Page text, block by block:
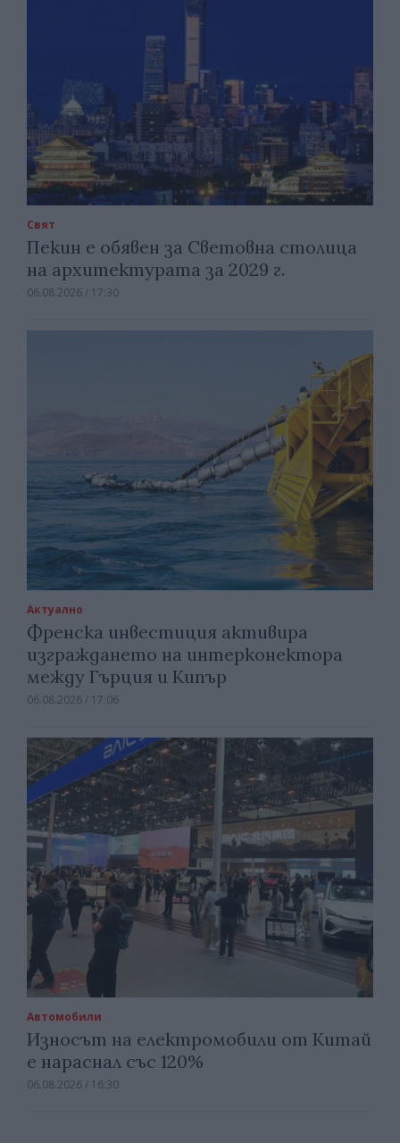
Свят
Пекин е обявен за Световна столица
на архитектурата за 2029 г.
06.08.2026 / 17:30
Актуално
Френска инвестиция активира
изграждането на интерконектора
между Гърция и Кипър
06.08.2026 / 17:06
Автомобили
Износът на електромобили от Китай
е нараснал със 120%
06.08.2026 / 16:30